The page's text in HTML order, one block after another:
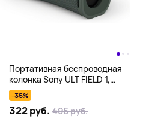
Портативная беспроводная
колонка Sony ULT FIELD 1,
зеленый
-35%
322 руб. 495 руб.